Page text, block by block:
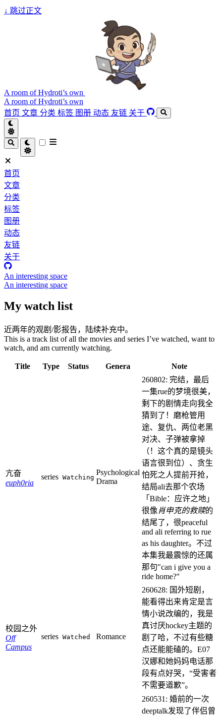
↓ 跳过正文
A room of Hydroti’s own
A room of Hydroti’s own
首页 文章 分类 标签 图册 动态 友链 关于
首页
文章
分类
标签
图册
动态
友链
关于
An interesting space
An interesting space
My watch list
近两年的观剧/影报告，陆续补充中。
This is a track list of all the movies and series I’ve watched, want to
watch, and am currently watching.
Title Type Status Genera Note
亢奋
euph0ria
series Watching
Psychological
Drama
260802: 完结，最后
一集rue的梦境很美，
剩下的剧情走向我全
猜到了！磨枪管用
途、复仇、两位老黑
对决、子弹被拿掉
（！这个真的是镜头
语言很到位）、贪生
怕死之人提前开抢，
结局ali去那个农场
「Bible：应许之地」
很像 肖申克的救赎的
结尾了，很peaceful
and ali referring to rue
as his daughter。不过
本集我最震惊的还属
那句"can i give you a
ride home?"
校园之外
Off
Campus
series Watched Romance
260628: 国外短剧，
能看得出来肯定是言
情小说改编的，我是
真讨厌hockey主题的
剧了哈，不过有些糖
点还能能磕的。E07
汉娜和她妈妈电话那
段有点好哭，“受害者
不需要道歉”。
260531: 婚前的一次
deeptalk发现了伴侣曾